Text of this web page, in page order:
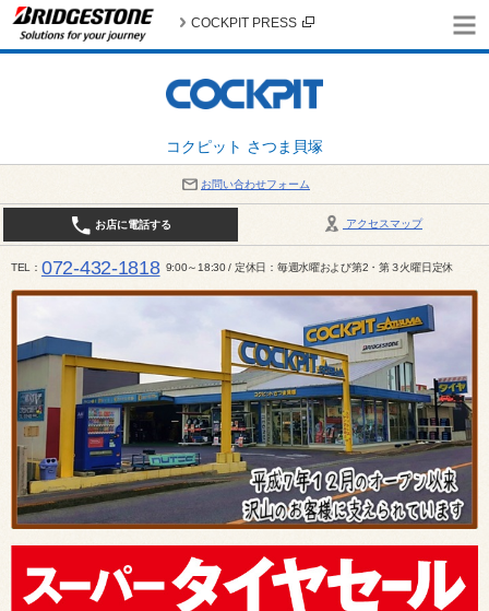
コクピット さつま貝塚
COCKPIT PRESS
お問い合わせフォーム
アクセスマップ
お店に電話する
TEL 072-432-1818 9:00～18:30 / 定休日：毎週水曜および第2・第３火曜日定休